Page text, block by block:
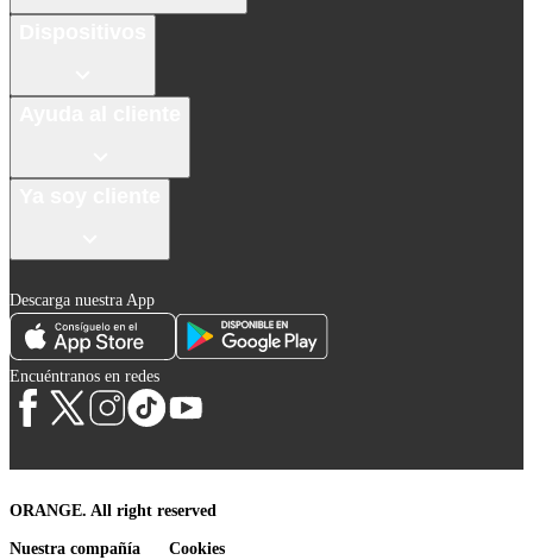
Descarga nuestra App
Encuéntranos en redes
ORANGE. All right reserved
Nuestra compañía Cookies